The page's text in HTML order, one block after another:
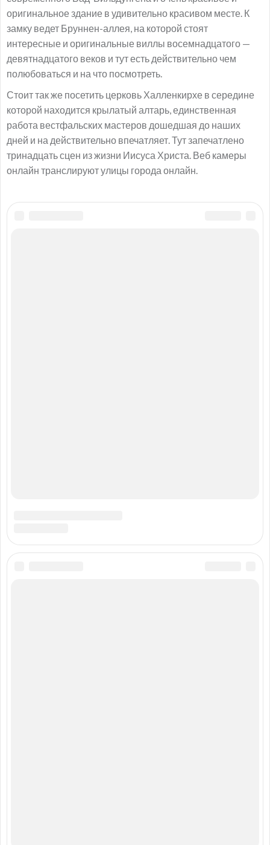
оригинальное здание в удивительно красивом месте. К
замку ведет Бруннен-аллея, на которой стоят
интересные и оригинальные виллы восемнадцатого —
девятнадцатого веков и тут есть действительно чем
полюбоваться и на что посмотреть.
Стоит так же посетить церковь Халленкирхе в середине
которой находится крылатый алтарь, единственная
работа вестфальских мастеров дошедшая до наших
дней и на действительно впечатляет. Тут запечатлено
тринадцать сцен из жизни Иисуса Христа. Веб камеры
онлайн транслируют улицы города онлайн.